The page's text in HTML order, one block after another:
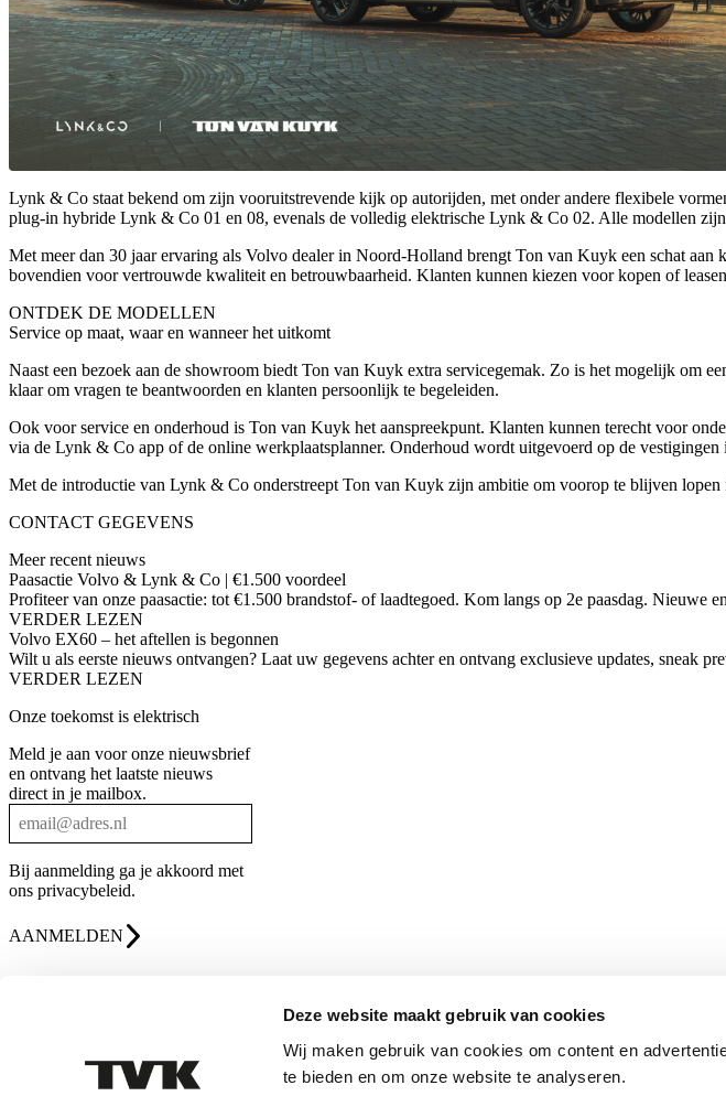
Deze website maakt gebruik van cookies
Wij maken gebruik van cookies om content en
te bieden en om onze website te analyseren.
Lynk & Co staat bekend om zijn vooruitstrevende kijk op autorijden, met onder andere flexibele
plug-in hybride Lynk & Co 01 en 08, evenals de volledig elektrische Lynk & Co 02. Alle modellen
Met meer dan 30 jaar ervaring als Volvo dealer in Noord-Holland brengt Ton van Kuyk een schat
bovendien voor vertrouwde kwaliteit en betrouwbaarheid. Klanten kunnen kiezen voor kopen of
ONTDEK DE MODELLEN
Service op maat, waar en wanneer het uitkomt
Naast een bezoek aan de showroom biedt Ton van Kuyk extra servicegemak. Zo is het mogelijk om
klaar om vragen te beantwoorden en klanten persoonlijk te begeleiden.
Ook voor service en onderhoud is Ton van Kuyk het aanspreekpunt. Klanten kunnen terecht voor
via de Lynk & Co app of de online werkplaatsplanner. Onderhoud wordt uitgevoerd op de
Met de introductie van Lynk & Co onderstreept Ton van Kuyk zijn ambitie om voorop te blijven lopen
CONTACT GEGEVENS
Meer recent nieuws
Paasactie Volvo & Lynk & Co | €1.500 voordeel
Profiteer van onze paasactie: tot €1.500 brandstof- of laadtegoed. Kom langs op 2e paasdag. Nieuwe
VERDER LEZEN
Volvo EX60 – het aftellen is begonnen
Wilt u als eerste nieuws ontvangen? Laat uw gegevens achter en ontvang exclusieve updates, sneak
VERDER LEZEN
Onze toekomst is elektrisch
Meld je aan voor onze nieuwsbrief
en ontvang het laatste nieuws
direct in je mailbox.
Bij aanmelding ga je akkoord met
ons privacybeleid.
AANMELDEN
Privacybeleid